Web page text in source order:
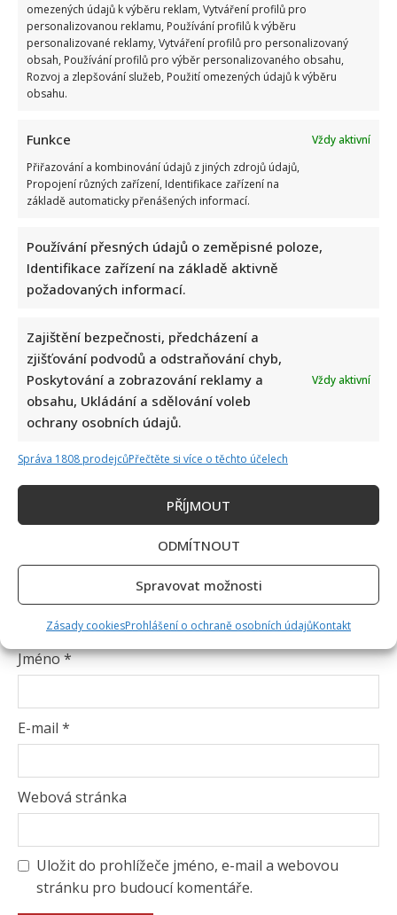
omezených údajů k výběru reklam, Vytváření profilů pro
personalizovanou reklamu, Používání profilů k výběru
personalizované reklamy, Vytváření profilů pro personalizovaný
obsah, Používání profilů pro výběr personalizovaného obsahu,
Rozvoj a zlepšování služeb, Použití omezených údajů k výběru
obsahu.
Funkce
Vždy aktivní
Přiřazování a kombinování údajů z jiných zdrojů údajů,
Propojení různých zařízení, Identifikace zařízení na
základě automaticky přenášených informací.
Používání přesných údajů o zeměpisné poloze,
Identifikace zařízení na základě aktivně
požadovaných informací.
Zajištění bezpečnosti, předcházení a
zjišťování podvodů a odstraňování chyb,
Poskytování a zobrazování reklamy a
obsahu, Ukládání a sdělování voleb
ochrany osobních údajů.
Vždy aktivní
Správa 1808 prodejcůPřečtěte si více o těchto účelech
PŘÍJMOUT
ODMÍTNOUT
Spravovat možnosti
Zásady cookiesProhlášení o ochraně osobních údajůKontakt
Napsat komentář
Vaše e-mailová adresa nebude zveřejněna.
Vyžadované informace jsou označeny
Komentář*
Jméno*
E-mail *
Webová stránka
Uložit do prohlížeče jméno, e-mail a webovou
stránku pro budoucí komentáře.